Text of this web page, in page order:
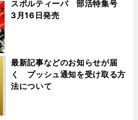
スポルティーバ 部活特集号
3月16日発売
最新記事などのお知らせが届
く プッシュ通知を受け取る方
法について